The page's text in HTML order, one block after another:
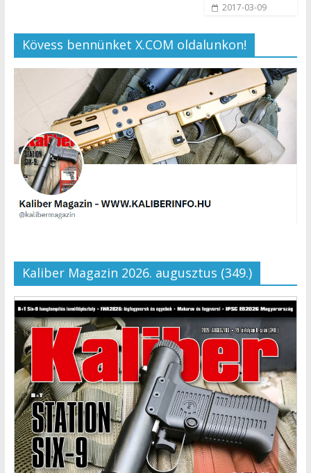
2017-03-09
Kövess bennünket X.COM oldalunkon!
Kaliber Magazin 2026. augusztus (349.)